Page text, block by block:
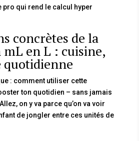
pro qui rend le calcul hyper
concrètes de la
en L : cuisine,
quotidienne
: comment utiliser cette
ton quotidien – sans jamais
on y va parce qu’on va voir
de jongler entre ces unités de